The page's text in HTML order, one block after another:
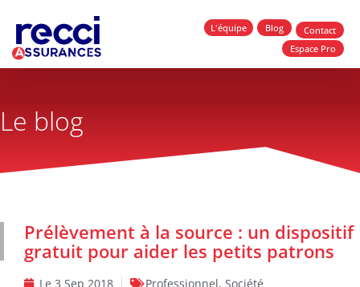
L'équipe Blog
Contact
Espace Pro
Le blog
Prélèvement à la source : un dispositif
gratuit pour aider les petits patrons
Le 3 Sep 2018 Professionnel, Société